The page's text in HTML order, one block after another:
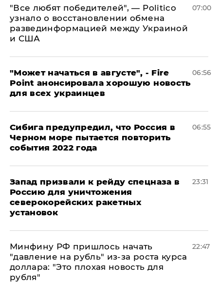
​"Все любят победителей", — Politico
узнало о восстановлении обмена
развединформацией между Украиной
и США
07:00
"Может начаться в августе", - Fire
Point анонсировала хорошую новость
для всех украинцев
06:56
Сибига предупредил, что Россия в
Черном море пытается повторить
события 2022 года
06:55
Запад призвали к рейду спецназа в
Россию для уничтожения
северокорейских ракетных
установок
23:31
Минфину РФ пришлось начать
"давление на рубль" из-за роста курса
доллара: "Это плохая новость для
рубля"
22:47